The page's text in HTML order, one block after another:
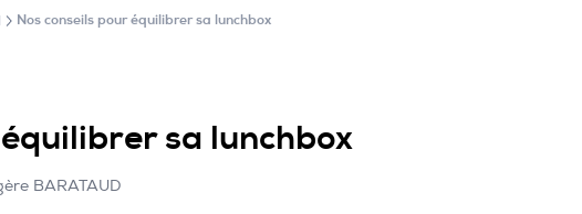
Nos conseils pour équilibrer sa lunchbox
sa lunchbox
BARATAUD